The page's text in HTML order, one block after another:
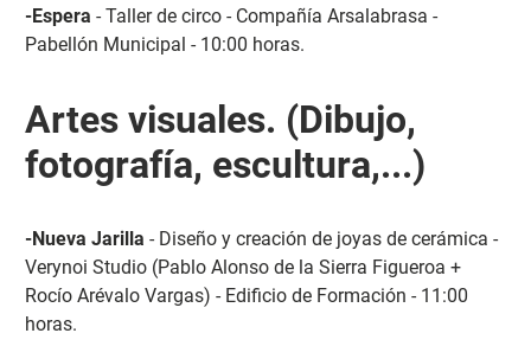
-Espera - Taller de circo - Compañía Arsalabrasa -
Pabellón Municipal - 10:00 horas.
Artes visuales. (Dibujo,
fotografía, escultura,...)
-Nueva Jarilla - Diseño y creación de joyas de cerámica -
Verynoi Studio (Pablo Alonso de la Sierra Figueroa +
Rocío Arévalo Vargas) - Edificio de Formación - 11:00
horas.